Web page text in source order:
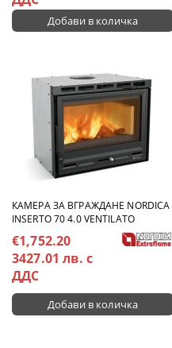
КАМЕРА ЗА ВГРАЖДАНЕ NORDICA
INSERTO 70 4.0 VENTILATO
€1,752.20
3427.01 лв. с
ДДС